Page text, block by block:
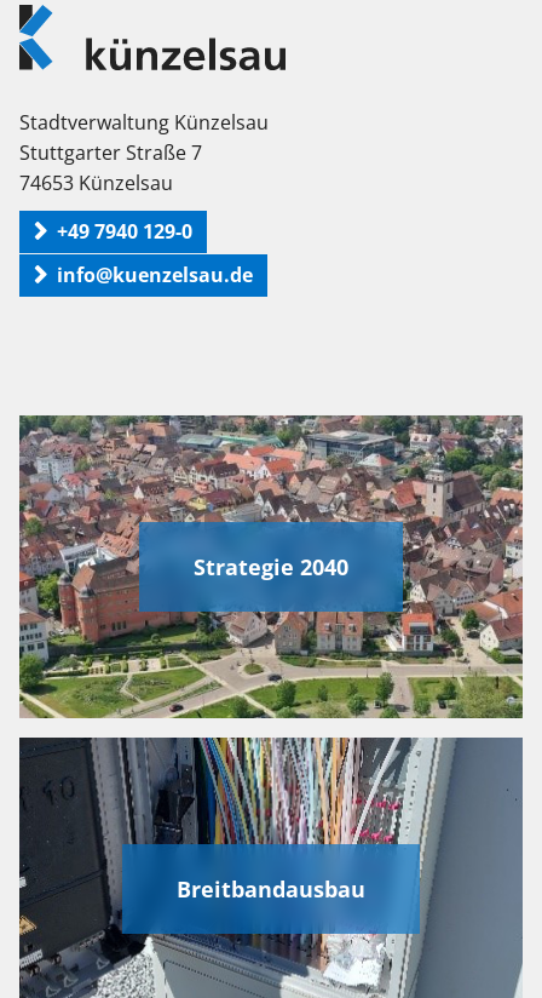
Logo
Künzelsau
Stadtverwaltung Künzelsau
Stuttgarter Straße 7
74653 Künzelsau
+49 7940 129-0
info@kuenzelsau.de
Strategie 2040
Breitbandausbau